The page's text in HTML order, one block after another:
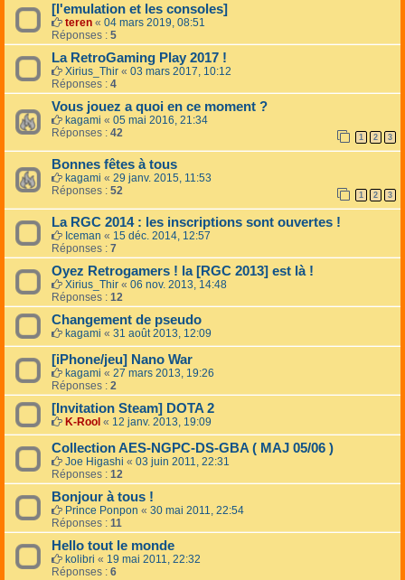
[l'emulation et les consoles]
teren « 04 mars 2019, 08:51
Réponses : 5
La RetroGaming Play 2017 !
Xirius_Thir « 03 mars 2017, 10:12
Réponses : 4
Vous jouez a quoi en ce moment ?
kagami « 05 mai 2016, 21:34
Réponses : 42 1 2 3
Bonnes fêtes à tous
kagami « 29 janv. 2015, 11:53
Réponses : 52 1 2 3
La RGC 2014 : les inscriptions sont ouvertes !
Iceman « 15 déc. 2014, 12:57
Réponses : 7
Oyez Retrogamers ! la [RGC 2013] est là !
Xirius_Thir « 06 nov. 2013, 14:48
Réponses : 12
Changement de pseudo
kagami « 31 août 2013, 12:09
[iPhone/jeu] Nano War
kagami « 27 mars 2013, 19:26
Réponses : 2
[Invitation Steam] DOTA 2
K-Rool « 12 janv. 2013, 19:09
Collection AES-NGPC-DS-GBA ( MAJ 05/06 )
Joe Higashi « 03 juin 2011, 22:31
Réponses : 12
Bonjour à tous !
Prince Ponpon « 30 mai 2011, 22:54
Réponses : 11
Hello tout le monde
kolibri « 19 mai 2011, 22:32
Réponses : 6